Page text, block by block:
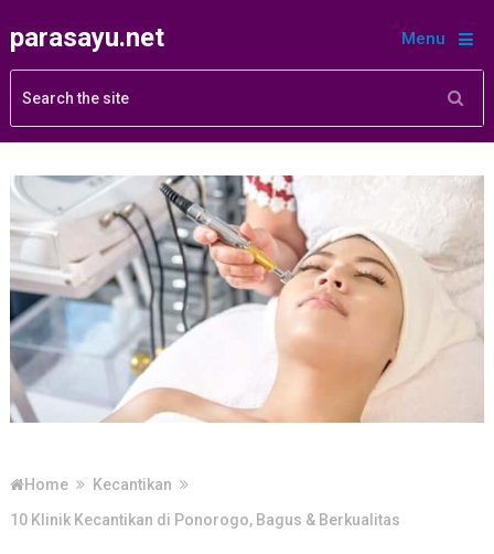
parasayu.net Menu
Home
Kecantikan
10 Klinik Kecantikan di Ponorogo, Bagus & Berkualitas